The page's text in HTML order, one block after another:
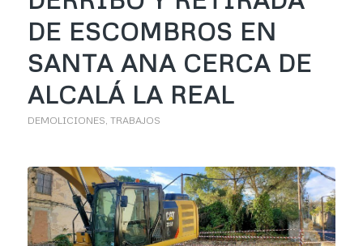
DE ESCOMBROS EN
SANTA ANA CERCA DE
ALCALÁ LA REAL
DEMOLICIONES TRABAJOS